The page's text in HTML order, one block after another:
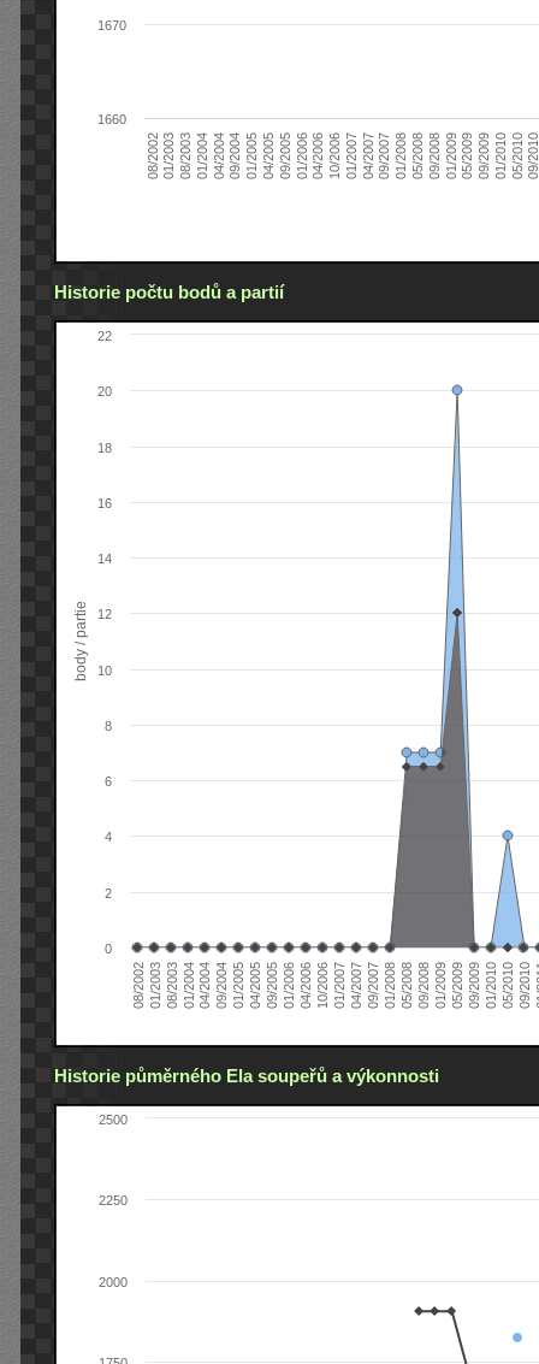
08/200201/200308/200301/200404/200409/200401/200504/200509/200501/200604/200610/200601/200704/200709/200701/200805/200809/200801/200905/200909/200901/201005/201009/
1660
1670
Historie počtu bodů a partií
body / partie
08/200201/200308/200301/200404/200409/200401/200504/200509/200501/200604/200610/200601/200704/200709/200701/200805/200809/200801/200905/200909/200901/201005/201009/2010
0
2
4
6
8
10
12
14
16
18
20
22
Historie půměrného Ela soupeřů a výkonnosti
2000
2250
2500